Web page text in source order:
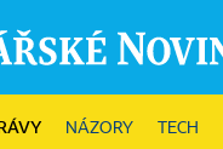
NÁZORY TECH